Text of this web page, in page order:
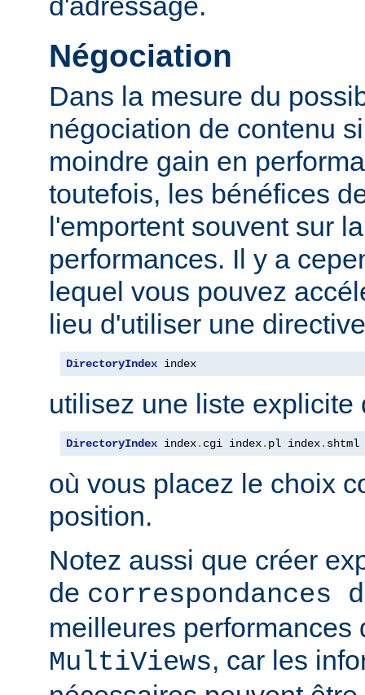
Négociation
Dans la mesure du
négociation de contenu
moindre gain en
toutefois, les bénéfices
l'emportent souvent sur
performances. Il y a
lequel vous pouvez
lieu d'utiliser une
DirectoryIndex index
utilisez une liste explicite
DirectoryIndex index. cgi index. pl index. shtml
où vous placez le choix
position.
Notez aussi que créer
de correspondances
meilleures performances
MultiViews, car les